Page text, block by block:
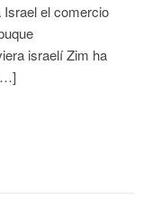
el comercio
israelí Zim ha